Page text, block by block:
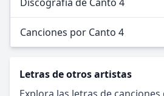
Canciones por Canto 4
Letras de otros artistas